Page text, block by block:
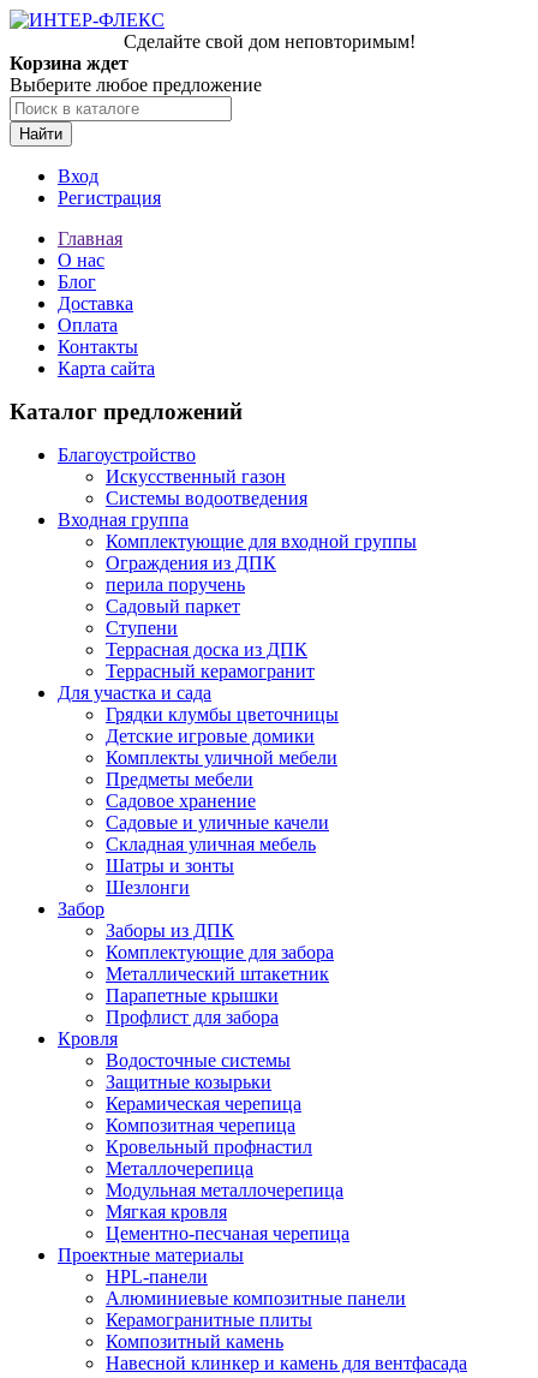
Сделайте свой дом неповторимым!
Корзина ждет
Выберите любое предложение
Найти
Вход
Регистрация
Главная
О нас
Блог
Доставка
Оплата
Контакты
Карта сайта
Каталог предложений
Благоустройство
Искусственный газон
Системы водоотведения
Входная группа
Комплектующие для входной группы
Ограждения из ДПК
перила поручень
Садовый паркет
Ступени
Террасная доска из ДПК
Террасный керамогранит
Для участка и сада
Грядки клумбы цветочницы
Детские игровые домики
Комплекты уличной мебели
Предметы мебели
Садовое хранение
Садовые и уличные качели
Складная уличная мебель
Шатры и зонты
Шезлонги
Забор
Заборы из ДПК
Комплектующие для забора
Металлический штакетник
Парапетные крышки
Профлист для забора
Кровля
Водосточные системы
Защитные козырьки
Керамическая черепица
Композитная черепица
Кровельный профнастил
Металлочерепица
Модульная металлочерепица
Мягкая кровля
Цементно-песчаная черепица
Проектные материалы
HPL-панели
Алюминиевые композитные панели
Керамогранитные плиты
Композитный камень
Навесной клинкер и камень для вентфасада